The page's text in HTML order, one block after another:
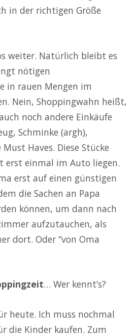
in der richtigen Größe
weiter. Natürlich bleibt es
nötigen
in rauen Mengen im
Nein, Shoppingwahn heißt,
noch andere Einkäufe
Schminke (argh),
Haves. Diese Stücke
erst einmal im Auto liegen.
erst auf einen günstigen
die Sachen an Papa
können, um dann nach
aufzutauchen, als
dort. Oder “von Oma
… Wer kennt’s?
heute. Ich muss nochmal
die Kinder kaufen. Zum